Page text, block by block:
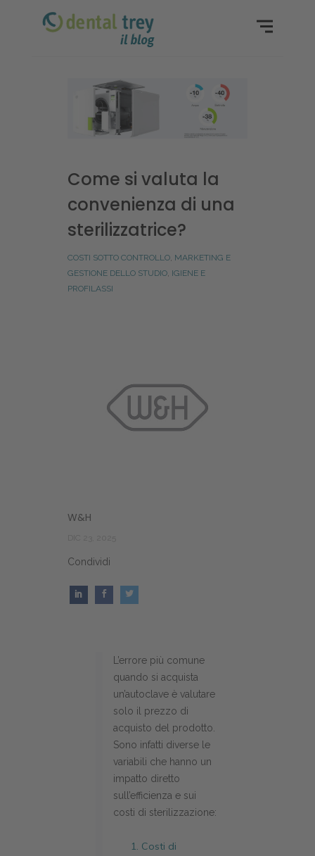
Come si valuta la
convenienza di una
sterilizzatrice?
COSTI SOTTO CONTROLLO, MARKETING E
GESTIONE DELLO STUDIO, IGIENE E
PROFILASSI
W&H
Condividi
L’errore più comune
quando si acquista
un’autoclave è valutare
solo il prezzo di
acquisto del prodotto.
Sono infatti diverse le
variabili che hanno un
impatto diretto
sull’efficienza e sui
costi di sterilizzazione:
Costi di